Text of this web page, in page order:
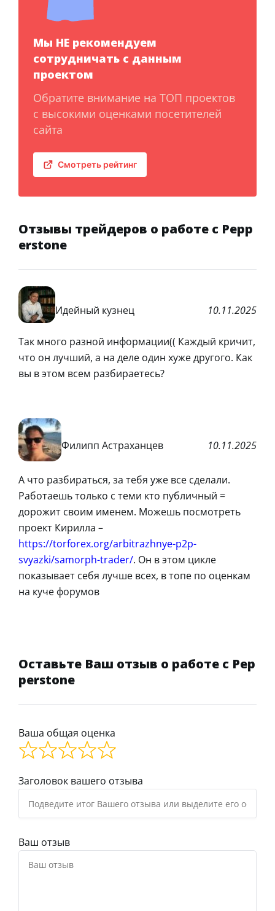
Мы НЕ рекомендуем
сотрудничать с данным
проектом
Обратите внимание на ТОП проектов
с высокими оценками посетителей
сайта
Смотреть рейтинг
Отзывы трейдеров о работе с Pepp
erstone
Идейный кузнец 10.11.2025
Так много разной информации(( Каждый кричит,
что он лучший, а на деле один хуже другого. Как
вы в этом всем разбираетесь?
Филипп Астраханцев 10.11.2025
А что разбираться, за тебя уже все сделали.
Работаешь только с теми кто публичный =
дорожит своим именем. Можешь посмотреть
проект Кирилла –
https://torforex.org/arbitrazhnye-p2p-
svyazki/samorph-trader/. Он в этом цикле
показывает себя лучше всех, в топе по оценкам
на куче форумов
Оставьте Ваш отзыв о работе с Pep
perstone
Ваша общая оценка
Заголовок вашего отзыва
Ваш отзыв